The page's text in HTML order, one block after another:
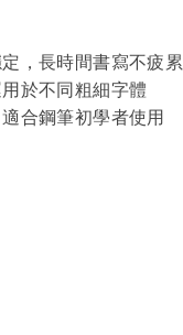
，長時間書寫不疲累
於不同粗細字體
合鋼筆初學者使用